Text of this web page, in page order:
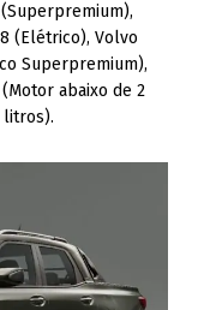
(Superpremium),
(Elétrico), Volvo
Superpremium),
(Motor abaixo de 2
litros).